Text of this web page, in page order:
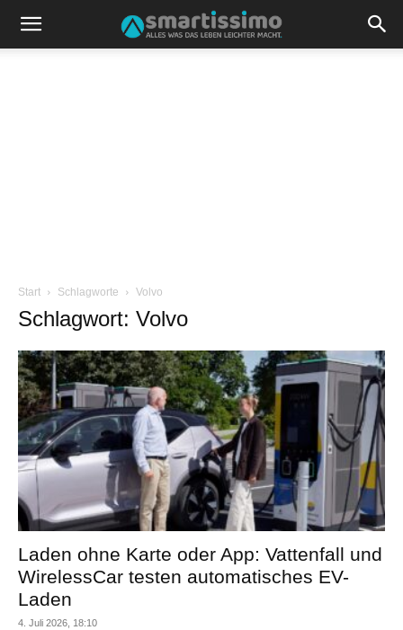
Start Schlagworte Volvo
Schlagwort: Volvo
Laden ohne Karte oder App: Vattenfall und
WirelessCar testen automatisches EV-
Laden
4. Juli 2026, 18:10